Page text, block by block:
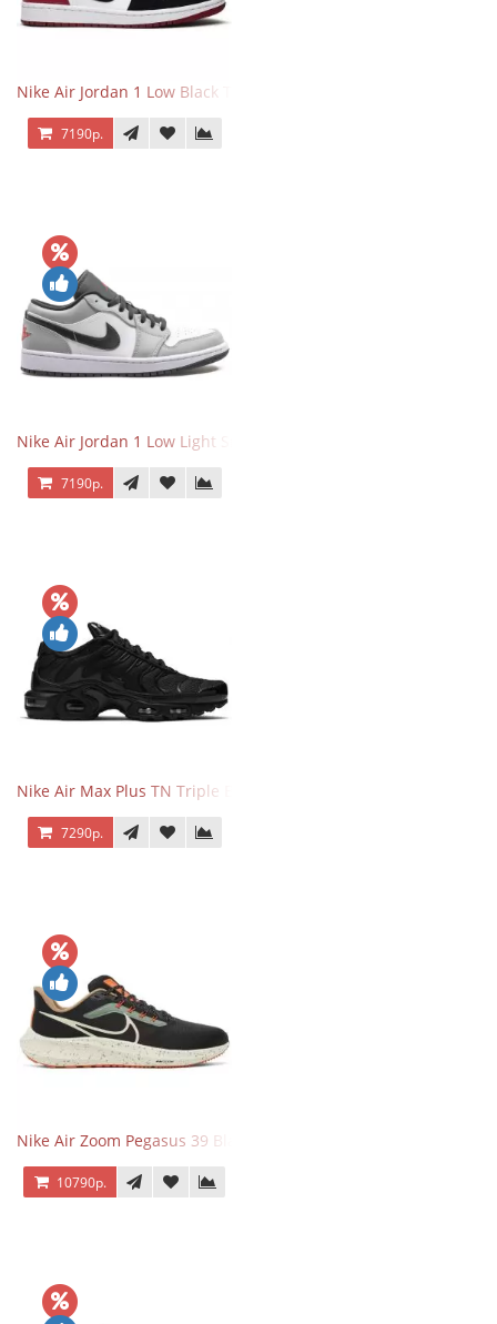
Nike Air Jordan 1 Low Black Toe
7190р.
Nike Air Jordan 1 Low Light Smoke Grey
7190р.
Nike Air Max Plus TN Triple Black
7290р.
Nike Air Zoom Pegasus 39 Black White Orange
10790р.